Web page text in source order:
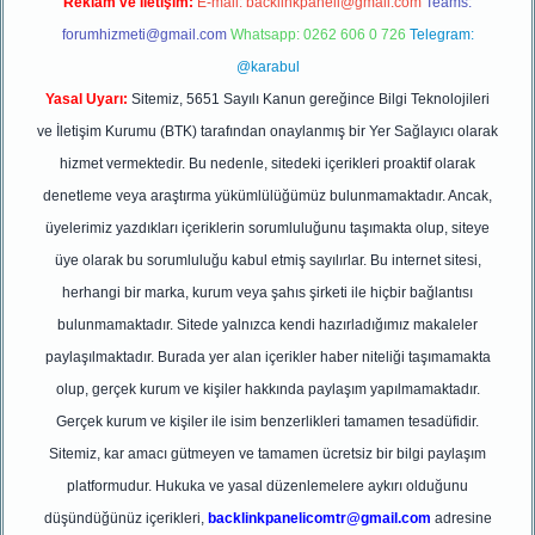
forumhizmeti@gmail.com Whatsapp: 0262 606 0 726 Telegram:
@karabul
Yasal Uyarı: Sitemiz, 5651 Sayılı Kanun gereğince Bilgi Teknolojileri
ve İletişim Kurumu (BTK) tarafından onaylanmış bir Yer Sağlayıcı olarak
hizmet vermektedir. Bu nedenle, sitedeki içerikleri proaktif olarak
denetleme veya araştırma yükümlülüğümüz bulunmamaktadır. Ancak,
üyelerimiz yazdıkları içeriklerin sorumluluğunu taşımakta olup, siteye
üye olarak bu sorumluluğu kabul etmiş sayılırlar. Bu internet sitesi,
herhangi bir marka, kurum veya şahıs şirketi ile hiçbir bağlantısı
bulunmamaktadır. Sitede yalnızca kendi hazırladığımız makaleler
paylaşılmaktadır. Burada yer alan içerikler haber niteliği taşımamakta
olup, gerçek kurum ve kişiler hakkında paylaşım yapılmamaktadır.
Gerçek kurum ve kişiler ile isim benzerlikleri tamamen tesadüfidir.
Sitemiz, kar amacı gütmeyen ve tamamen ücretsiz bir bilgi paylaşım
platformudur. Hukuka ve yasal düzenlemelere aykırı olduğunu
düşündüğünüz içerikleri, backlinkpanelicomtr@gmail.com adresine